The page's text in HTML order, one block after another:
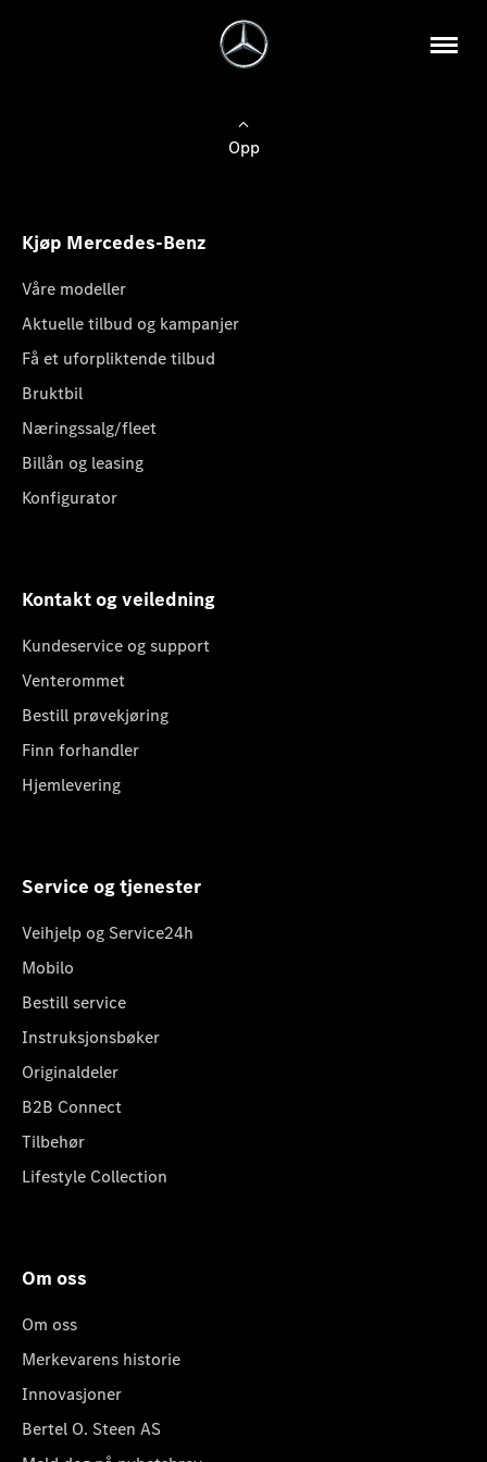
Opp
Kjøp Mercedes-Benz
Våre modeller
Aktuelle tilbud og kampanjer
Få et uforpliktende tilbud
Bruktbil
Næringssalg/fleet
Billån og leasing
Konfigurator
Kontakt og veiledning
Kundeservice og support
Venterommet
Bestill prøvekjøring
Finn forhandler
Hjemlevering
Service og tjenester
Veihjelp og Service24h
Mobilo
Bestill service
Instruksjonsbøker
Originaldeler
B2B Connect
Tilbehør
Lifestyle Collection
Om oss
Om oss
Merkevarens historie
Innovasjoner
Bertel O. Steen AS